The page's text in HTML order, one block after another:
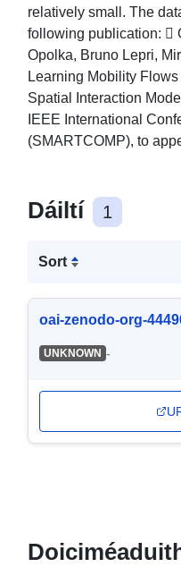
relatively small. The
following publication: 
Opolka, Bruno Lepri,
Learning Mobility
Spatial Interaction
IEEE International
(SMARTCOMP), to
Dáiltí 1
Sort
oai-zenodo-org-
UNKNOWN -